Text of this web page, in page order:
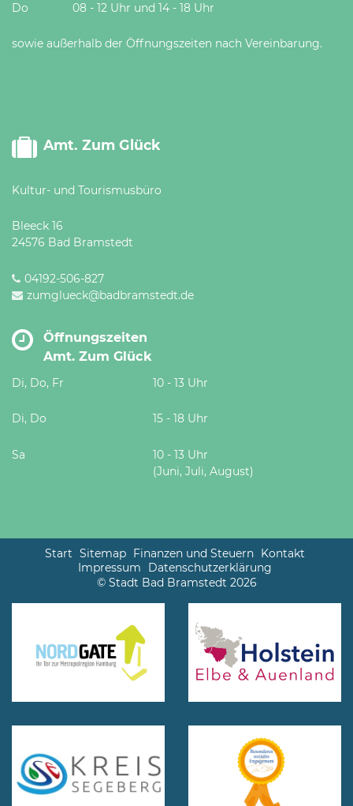
Do 08 - 12 Uhr und 14 - 18 Uhr
sowie außerhalb der Öffnungszeiten nach Vereinbarung.
Amt. Zum Glück
Kultur- und Tourismusbüro
Bleeck 16
24576 Bad Bramstedt
04192-506-827
zumglueck@badbramstedt.de
Öffnungszeiten
Amt. Zum Glück
Di, Do, Fr 10 - 13 Uhr
Di, Do 15 - 18 Uhr
Sa
10 - 13 Uhr
(Juni, Juli, August)
Start Sitemap Finanzen und Steuern Kontakt
Impressum
Datenschutzerklärung
© Stadt Bad Bramstedt 2026